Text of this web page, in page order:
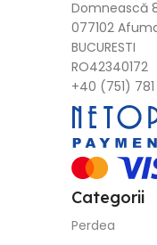
Domnească
077102
BUCURESTI
RO42340172
+40 (751) 781
Categorii
Perdea